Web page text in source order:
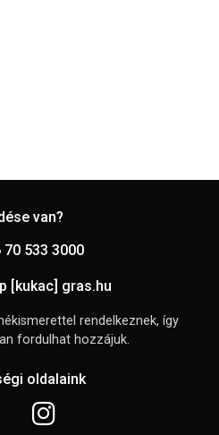
van?
70 533 3000
[kukac] gras.hu
rendelkeznek, így
fordulhat hozzájuk.
oldalaink